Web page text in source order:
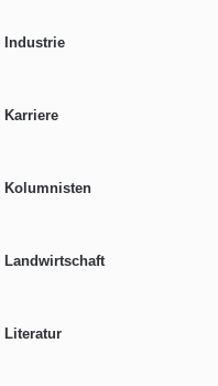
Industrie
Karriere
Kolumnisten
Landwirtschaft
Literatur